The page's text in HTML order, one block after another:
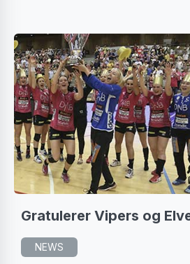
Gratulerer Vipers og
NEWS